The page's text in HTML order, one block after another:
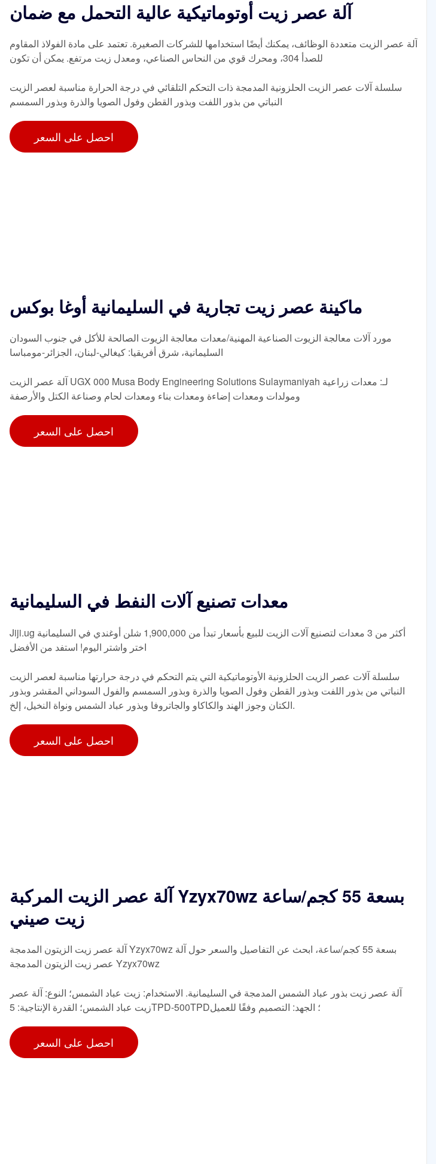
آلة عصر زيت أوتوماتيكية عالية التحمل مع ضمان
آلة عصر الزيت متعددة الوظائف، يمكنك أيضًا استخدامها للشركات الصغيرة. تعتمد على مادة الفولاذ المقاوم
للصدأ 304، ومحرك قوي من النحاس الصناعي، ومعدل زيت مرتفع. يمكن أن تكون
سلسلة آلات عصر الزيت الحلزونية المدمجة ذات التحكم التلقائي في درجة الحرارة مناسبة لعصر الزيت
النباتي من بذور اللفت وبذور القطن وفول الصويا والذرة وبذور السمسم
احصل على السعر
ماكينة عصر زيت تجارية في السليمانية أوغا بوكس
مورد آلات معالجة الزيوت الصناعية المهنية/معدات معالجة الزيوت الصالحة للأكل في جنوب السودان
السليمانية، شرق أفريقيا: كيغالي-لبنان، الجزائر-مومباسا
آلة عصر الزيت UGX 000 Musa Body Engineering Solutions Sulaymaniyah لـ: معدات زراعية
ومولدات ومعدات إضاءة ومعدات بناء ومعدات لحام وصناعة الكتل والأرصفة
احصل على السعر
معدات تصنيع آلات النفط في السليمانية
Jiji.ug أكثر من 3 معدات لتصنيع آلات الزيت للبيع بأسعار تبدأ من 1,900,000 شلن أوغندي في السليمانية
اختر واشتر اليوم! استفد من الأفضل
سلسلة آلات عصر الزيت الحلزونية الأوتوماتيكية التي يتم التحكم في درجة حرارتها مناسبة لعصر الزيت
النباتي من بذور اللفت وبذور القطن وفول الصويا والذرة وبذور السمسم والفول السوداني المقشر وبذور
الكتان وجوز الهند والكاكاو والجاتروفا وبذور عباد الشمس ونواة النخيل، إلخ.
احصل على السعر
آلة عصر الزيت المركبة Yzyx70wz بسعة 55 كجم/ساعة
زيت صيني
آلة عصر زيت الزيتون المدمجة Yzyx70wz بسعة 55 كجم/ساعة، ابحث عن التفاصيل والسعر حول آلة
عصر زيت الزيتون المدمجة Yzyx70wz
آلة عصر زيت بذور عباد الشمس المدمجة في السليمانية. الاستخدام: زيت عباد الشمس؛ النوع: آلة عصر
زيت عباد الشمس؛ القدرة الإنتاجية: 5TPD-500TPD؛ الجهد: التصميم وفقًا للعميل
احصل على السعر